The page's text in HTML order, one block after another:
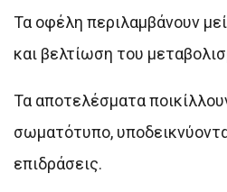
Τα οφέλη περιλαμβάνουν
και βελτίωση του
Τα αποτελέσματα
σωματότυπο,
επιδράσεις.